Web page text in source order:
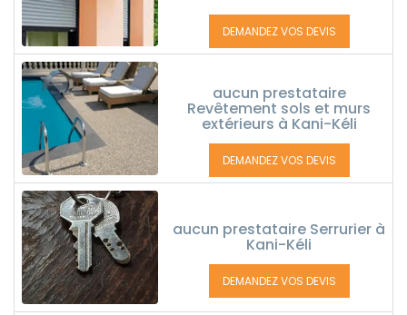
DEMANDEZ VOS DEVIS
aucun prestataire
Revêtement sols et murs
extérieurs à Kani-Kéli
DEMANDEZ VOS DEVIS
aucun prestataire Serrurier à
Kani-Kéli
DEMANDEZ VOS DEVIS